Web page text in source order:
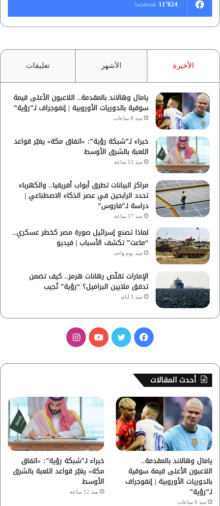
11٬824 facebook
الأخيرة الأشهر تعليقات
يامال وهالاند بالمقدمة.. اللاعبون الأعلى قيمة
سوقية بالدوريات الأوروبية | إنفوجراف لـ”رؤية”
منذ 8 ساعات
خبراء لـ”شبكة رؤية”: «اتفاق مكة» يغيّر قواعد
اللعبة بالشرق الأوسط
منذ 12 ساعة
مراكز البيانات تطرق أبواب أفريقيا.. والكهرباء
تحدد الرابحين في عصر الذكاء الاصطناعي |
دراسة لـ”فاروس”
منذ 17 ساعة
لماذا تصنع إسرائيل صورة مصر كخطر عسكري..
“ماعت” تكشف الأسباب | فيديو
منذ يوم واحد
الإمارات تقلّص رهانات هرمز.. كيف تضمن
تدفق ملايين البراميل؟ “رؤية” تُجيب
منذ 3 أيام
س
ب
و
ك
ي
ب
ت
ق
ر
ا
م
أحدث المقالات
يامال وهالاند بالمقدمة..
اللاعبون الأعلى قيمة سوقية
بالدوريات الأوروبية | إنفوجراف
لـ”رؤية”
منذ 8 ساعات
خبراء لـ”شبكة رؤية”: «اتفاق
مكة» يغيّر قواعد اللعبة بالشرق
الأوسط
منذ 12 ساعة